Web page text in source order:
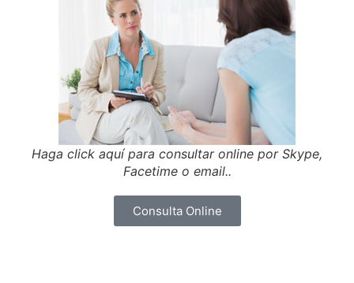
Haga click aquí para consultar online por Skype,
Facetime o email..
Consulta Online